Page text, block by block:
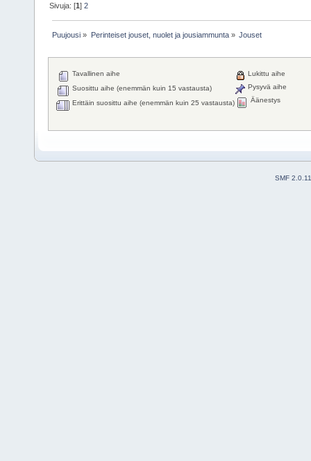
Sivuja: [1]2
Puujousi » Perinteiset jouset, nuolet ja jousiammunta» Jouset
Tavallinen aihe
Suosittu aihe (enemmän kuin 15 vastausta)
Erittäin suosittu aihe (enemmän kuin 25 vastausta)
Lukittu aihe
Pysyvä aihe
Äänestys
SMF 2.0.11